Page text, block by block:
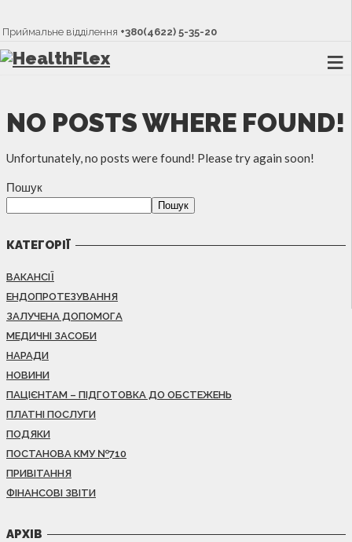
Приймальне відділення +380(4622) 5-35-20
NO POSTS WHERE FOUND!
Unfortunately, no posts were found! Please try again soon!
Пошук
Пошук
КАТЕГОРІЇ
ВАКАНСІЇ
ЕНДОПРОТЕЗУВАННЯ
ЗАЛУЧЕНА ДОПОМОГА
МЕДИЧНІ ЗАСОБИ
НАРАДИ
НОВИНИ
ПАЦІЄНТАМ – ПІДГОТОВКА ДО ОБСТЕЖЕНЬ
ПЛАТНІ ПОСЛУГИ
ПОДЯКИ
ПОСТАНОВА КМУ №710
ПРИВІТАННЯ
ФІНАНСОВІ ЗВІТИ
АРХІВ